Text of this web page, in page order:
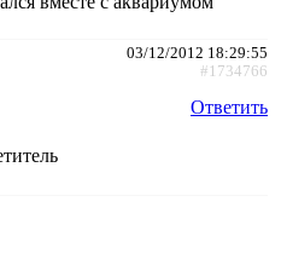
03/12/2012 18:29:55
#1734766
Ответить